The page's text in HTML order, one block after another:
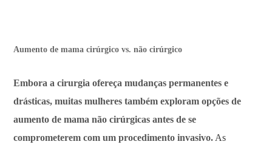
Aumento de mama cirúrgico vs. não cirúrgico
Embora a cirurgia ofereça mudanças permanentes e
drásticas, muitas mulheres também exploram opções de
aumento de mama não cirúrgicas antes de se
comprometerem com um procedimento invasivo. As